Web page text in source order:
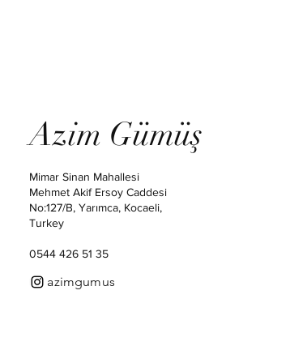
Azim Gümüş
Mimar Sinan Mahallesi
Mehmet Akif Ersoy Caddesi
No:127/B, Yarımca, Kocaeli,
Turkey
0544 426 51 35
azimgumus